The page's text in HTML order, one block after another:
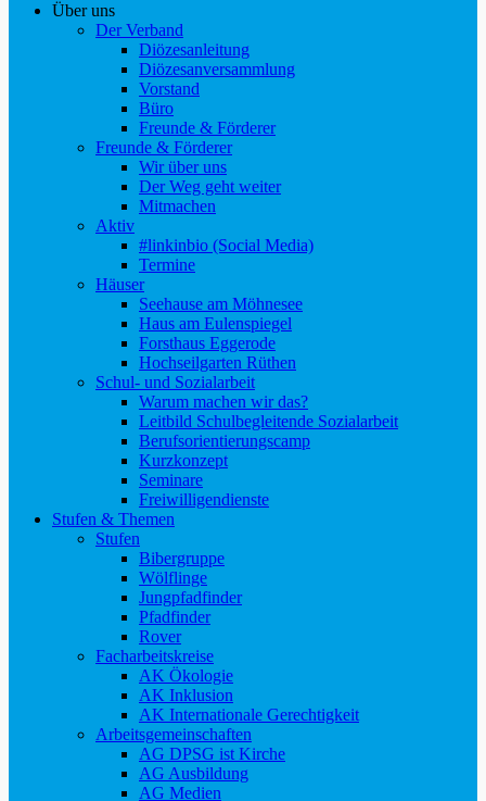
Über uns
Der Verband
Diözesanleitung
Diözesanversammlung
Vorstand
Büro
Freunde & Förderer
Freunde & Förderer
Wir über uns
Der Weg geht weiter
Mitmachen
Aktiv
#linkinbio (Social Media)
Termine
Häuser
Seehause am Möhnesee
Haus am Eulenspiegel
Forsthaus Eggerode
Hochseilgarten Rüthen
Schul- und Sozialarbeit
Warum machen wir das?
Leitbild Schulbegleitende Sozialarbeit
Berufsorientierungscamp
Kurzkonzept
Seminare
Freiwilligendienste
Stufen & Themen
Stufen
Bibergruppe
Wölflinge
Jungpfadfinder
Pfadfinder
Rover
Facharbeitskreise
AK Ökologie
AK Inklusion
AK Internationale Gerechtigkeit
Arbeitsgemeinschaften
AG DPSG ist Kirche
AG Ausbildung
AG Medien